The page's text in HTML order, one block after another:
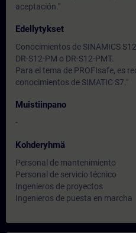
aceptación."
Edellytykset
Conocimientos de SINAMICS
DR-S12-PM o DR-S12-PMT.
Para el tema de PROFIsafe, es
conocimientos de SIMATIC S7."
Muistiinpano
-
Kohderyhmä
Personal de mantenimiento
Personal de servicio técnico
Ingenieros de proyectos
Ingenieros de puesta en marcha